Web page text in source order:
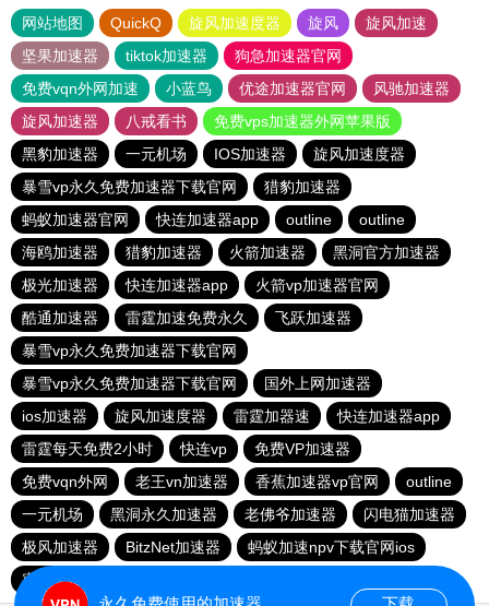
网站地图 QuickQ 旋风加速度器 旋风
旋风加速
坚果加速器
tiktok加速器
狗急加速器官网
免费vqn外网加速
小蓝鸟 优途加速器官网
风驰加速器
旋风加速器
八戒看书
免费vps加速器外网苹果版
黑豹加速器
一元机场 IOS加速器
旋风加速度器
暴雪vp永久免费加速器下载官网
猎豹加速器
蚂蚁加速器官网
快连加速器app outline
outline
海鸥加速器
猎豹加速器 火箭加速器
黑洞官方加速器
极光加速器
快连加速器app
火箭vp加速器官网
酷通加速器
雷霆加速免费永久
飞跃加速器
暴雪vp永久免费加速器下载官网
暴雪vp永久免费加速器下载官网
国外上网加速器
ios加速器
旋风加速度器 雷霆加器速
快连加速器app
雷霆每天免费2小时
快连vp
免费VP加速器
免费vqn外网
老王vn加速器 香蕉加速器vp官网
outline
一元机场
黑洞永久加速器 老佛爷加速器
闪电猫加速器
极风加速器
BitzNet加速器
蚂蚁加速npv下载官网ios
蜜蜂加速器